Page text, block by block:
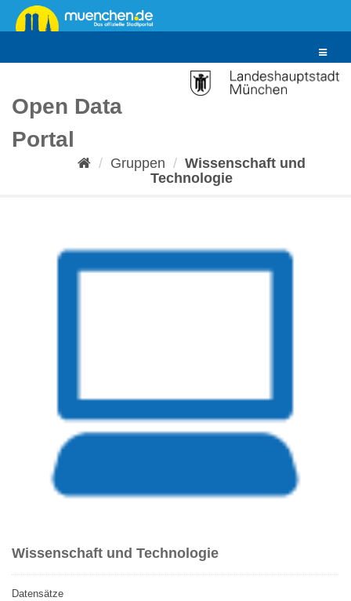
Überspringen
zum
Toggle
Open Data
Portal
Gruppen
Wissenschaft und
Technologie
Wissenschaft und Technologie
Datensätze